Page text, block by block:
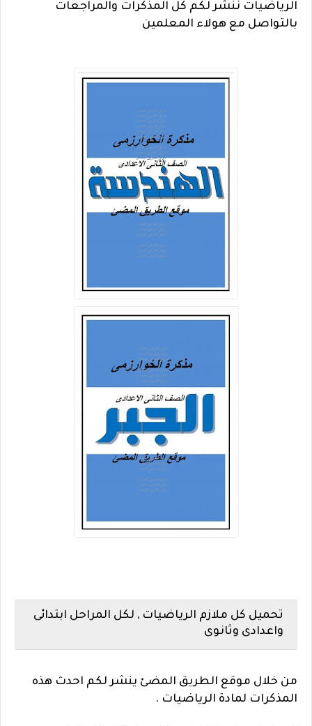
الرياضيات ننشر لكم كل المذكرات والمراجعات
بالتواصل مع هولاء المعلمين
تحميل كل ملازم الرياضيات , لكل المراحل ابتدائى
واعدادى وثانوى
من خلال موقع الطريق المضئ ينشر لكم احدث هذه
المذكرات لمادة الرياضيات .